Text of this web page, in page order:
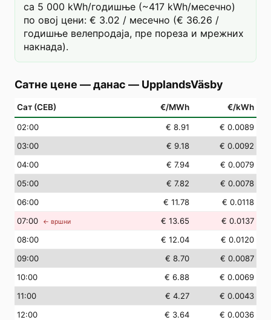
са 5 000 kWh/годишње (~417 kWh/месечно)
по овој цени: € 3.02 / месечно (€ 36.26 /
годишње велепродаја, пре пореза и мрежних
накнада).
Сатне цене — данас — UpplandsVäsby
Сат (СЕВ) €/MWh €/kWh
02:00 € 8.91
€ 0.0089
03:00 € 9.18
€ 0.0092
04:00 € 7.94
€ 0.0079
05:00 € 7.82
€ 0.0078
06:00 € 11.78
€ 0.0118
07:00 ← вршни € 13.65
€ 0.0137
08:00 € 12.04
€ 0.0120
09:00 € 8.70
€ 0.0087
10:00 € 6.88
€ 0.0069
11:00 € 4.27
€ 0.0043
12:00 € 3.64
€ 0.0036